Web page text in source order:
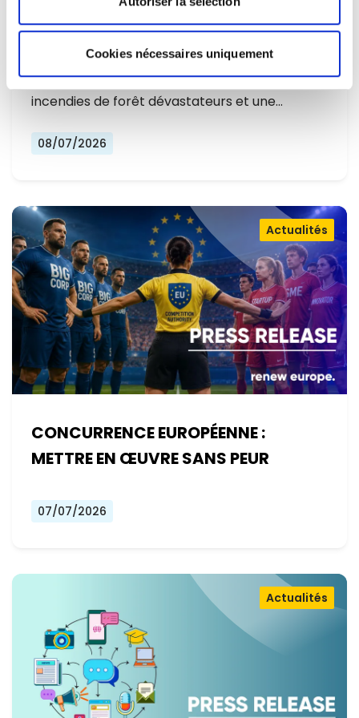
Cookies nécessaires uniquement
L'EUROPE NE PEUT PLUS SE
CONTENTER DE RÉAGIR ET DOIT SE
PRÉPARER
Alors que l'Europe connaît un nouvel été
marqué par des températures record, des
incendies de forêt dévastateurs et une…
08/07/2026
CONCURRENCE EUROPÉENNE :
METTRE EN ŒUVRE SANS PEUR
Actualités
07/07/2026
Actualités